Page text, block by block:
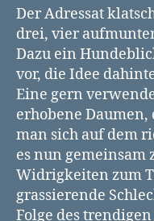
Der Adressat
drei, vier
Dazu ein
vor, die Idee
Eine gern
erhobene
man sich auf dem
es nun gemeinsam
Widrigkeiten zum
grassierende
Folge des